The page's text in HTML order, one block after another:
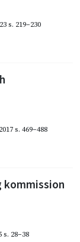
s. 219–230
s. 469–488
kommission
s. 28–38